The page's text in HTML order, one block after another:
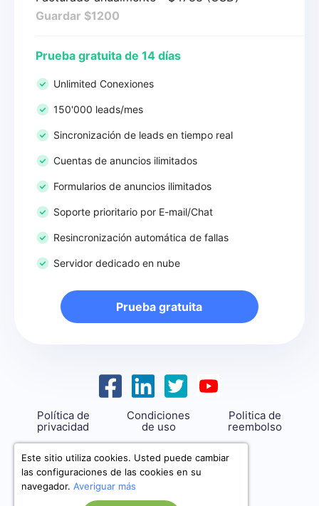
Guardar $1200
Prueba gratuita de 14 días
Unlimited Conexiones
150'000 leads/mes
Sincronización de leads en tiempo real
Cuentas de anuncios ilimitados
Formularios de anuncios ilimitados
Soporte prioritario por E-mail/Chat
Resincronización automática de fallas
Servidor dedicado en nube
Prueba gratuita
Política de
privacidad
Condiciones
de uso
Politica de
reembolso
support@savemyleads.com
Este sitio utiliza cookies. Usted puede cambiar
las configuraciones de las cookies en su
navegador. Averiguar más